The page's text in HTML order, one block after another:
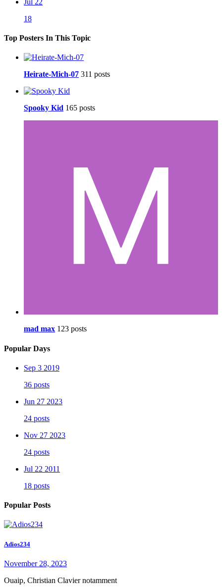
18
Top Posters In This Topic
Heirate-Mich-07 311 posts
Spooky Kid 165 posts
mad max 123 posts
Popular Days
Sep 3 2019
36 posts
Jun 27 2023
24 posts
Nov 27 2023
24 posts
Jul 22 2011
18 posts
Popular Posts
Adios234
November 28, 2023
Ouaip, Christian Clavier notamment